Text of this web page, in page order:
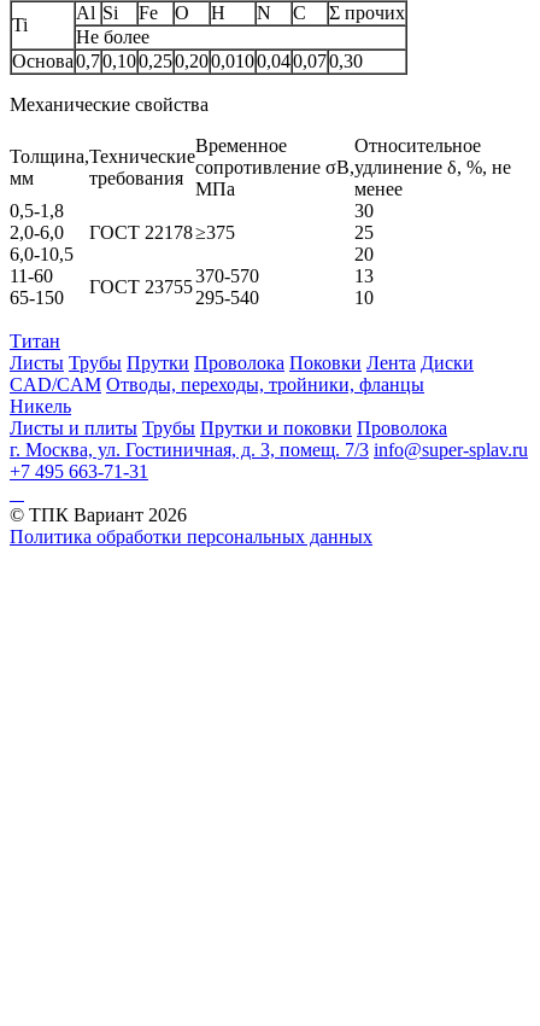
Ti
Al Si Fe O H N C
Σ прочих
Не более
Основа0,70,100,250,200,0100,040,070,30
Механические свойства
Толщина,
мм
Технические
требования
Временное
сопротивление σB,
МПа
Относительное
удлинение δ, %, не
менее
0,5-1,8
ГОСТ 22178≥375
30
2,0-6,0
25
6,0-10,5
20
11-60
ГОСТ 23755
370-570
13
65-150
295-540 10
Титан
Листы Трубы Прутки Проволока Поковки Лента Диски
CAD/CAM Отводы, переходы, тройники, фланцы
Никель
Листы и плиты Трубы Прутки и поковки Проволока
г. Москва, ул. Гостиничная, д. 3, помещ. 7/3 info@super-splav.ru
+7 495 663-71-31
© ТПК Вариант 2026
Политика обработки персональных данных